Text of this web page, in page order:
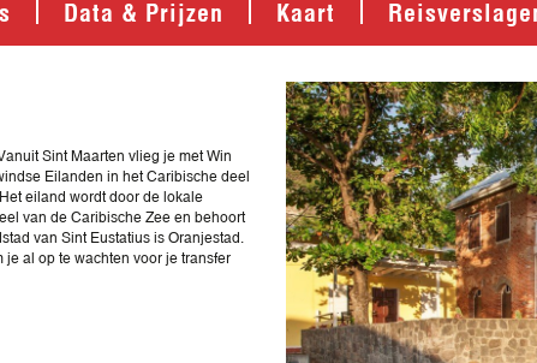
Data & Prijzen Kaart
Sint Maarten vlieg je met Win
Eilanden in het Caribische deel
eiland wordt door de lokale
van de Caribische Zee en behoort
van Sint Eustatius is Oranjestad.
al op te wachten voor je transfer